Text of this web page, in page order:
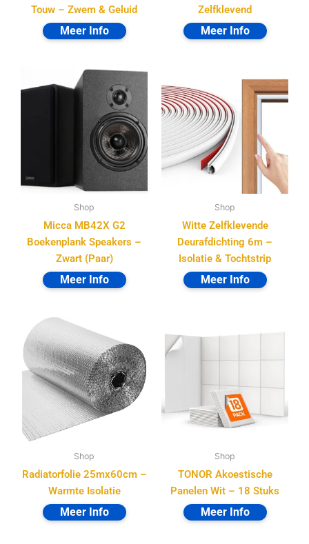
Touw – Zwem & Geluid
Zelfklevend
Shop
Micca MB42X G2
Boekenplank Speakers –
Zwart (Paar)
Shop
Witte Zelfklevende
Deurafdichting 6m –
Isolatie & Tochtstrip
Shop
Radiatorfolie 25mx60cm –
Warmte Isolatie
Shop
TONOR Akoestische
Panelen Wit – 18 Stuks